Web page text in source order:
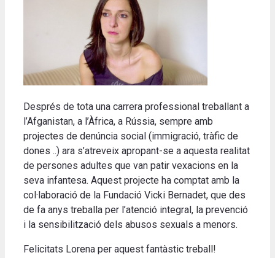
Després de tota una carrera professional treballant a
l’Afganistan, a l’Àfrica, a Rússia, sempre amb
projectes de denúncia social (immigració, tràfic de
dones ..) ara s’atreveix apropant-se a aquesta realitat
de persones adultes que van patir vexacions en la
seva infantesa. Aquest projecte ha comptat amb la
col·laboració de la Fundació Vicki Bernadet, que des
de fa anys treballa per l’atenció integral, la prevenció
i la sensibilització dels abusos sexuals a menors.
Felicitats Lorena per aquest fantàstic treball!